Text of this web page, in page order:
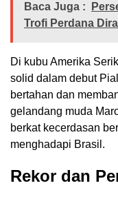
Baca Juga :
Trofi Perdana
Di kubu Amerika
solid dalam debut
bertahan dan
gelandang muda
berkat kecerdasan
menghadapi Brasil.
Rekor dan